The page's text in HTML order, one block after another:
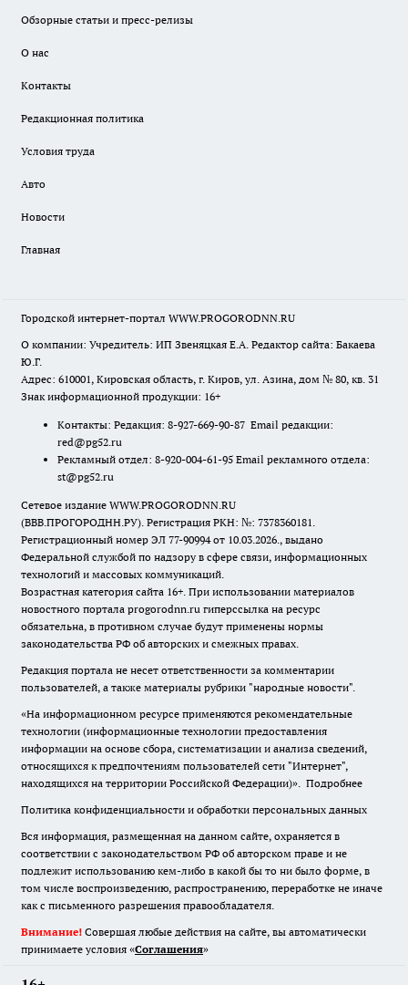
Обзорные статьи и пресс-релизы
О нас
Контакты
Редакционная политика
Условия труда
Авто
Новости
Главная
Городской интернет-портал WWW.PROGORODNN.RU
О компании: Учредитель: ИП Звеняцкая Е.А. Редактор сайта: Бакаева
Ю.Г.
Адрес: 610001, Кировская область, г. Киров, ул. Азина, дом № 80, кв. 31
Знак информационной продукции: 16+
Контакты: Редакция: 8-927-669-90-87 Email редакции:
red@pg52.ru
Рекламный отдел: 8-920-004-61-95 Email рекламного отдела:
st@pg52.ru
Сетевое издание WWW.PROGORODNN.RU
(ВВВ.ПРОГОРОДНН.РУ). Регистрация РКН: №: 7378360181.
Регистрационный номер ЭЛ 77-90994 от 10.03.2026., выдано
Федеральной службой по надзору в сфере связи, информационных
технологий и массовых коммуникаций.
Возрастная категория сайта 16+. При использовании материалов
новостного портала progorodnn.ru гиперссылка на ресурс
обязательна, в противном случае будут применены нормы
законодательства РФ об авторских и смежных правах.
Редакция портала не несет ответственности за комментарии
пользователей, а также материалы рубрики "народные новости".
«На информационном ресурсе применяются рекомендательные
технологии (информационные технологии предоставления
информации на основе сбора, систематизации и анализа сведений,
относящихся к предпочтениям пользователей сети "Интернет",
находящихся на территории Российской Федерации)». Подробнее
Политика конфиденциальности и обработки персональных данных
Вся информация, размещенная на данном сайте, охраняется в
соответствии с законодательством РФ об авторском праве и не
подлежит использованию кем-либо в какой бы то ни было форме, в
том числе воспроизведению, распространению, переработке не иначе
как с письменного разрешения правообладателя.
Внимание! Совершая любые действия на сайте, вы автоматически
принимаете условия «Cоглашения»